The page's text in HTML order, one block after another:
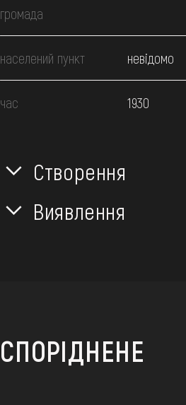
громада
населений пункт невідомо
час 1930
Створення
Виявлення
СПОРІДНЕНЕ